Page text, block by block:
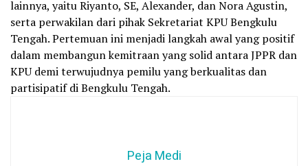
lainnya, yaitu Riyanto, SE, Alexander, dan Nora Agustin,
serta perwakilan dari pihak Sekretariat KPU Bengkulu
Tengah. Pertemuan ini menjadi langkah awal yang positif
dalam membangun kemitraan yang solid antara JPPR dan
KPU demi terwujudnya pemilu yang berkualitas dan
partisipatif di Bengkulu Tengah.
Peja Medi